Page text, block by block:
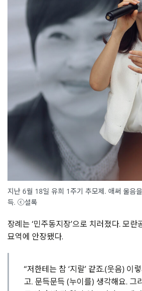
지난 6월 18일 유희 1주기 추모제. 애써 울음
득. ⓒ셜록
장례는 ‘민주동지장’으로 치러졌다. 모
묘역에 안장됐다.
“저한테는 참 ‘지랄’ 같죠.(웃음) 이
고. 문득문득 (누이를) 생각해요. 그